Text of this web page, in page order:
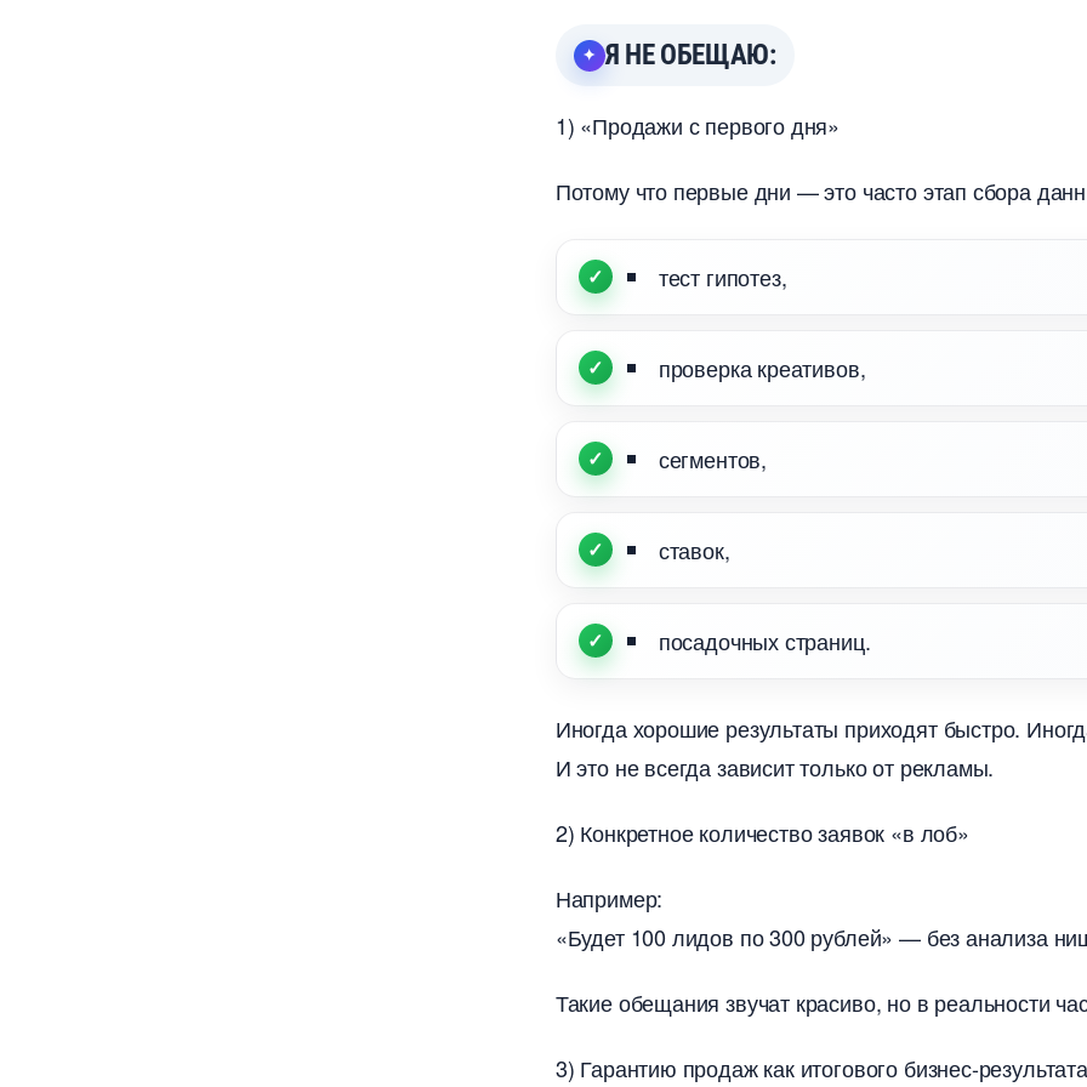
Я НЕ ОБЕЩАЮ:
1) «Продажи с первого дня»
Потому что первые дни — это часто этап сбора
тест гипотез,
проверка креативов,
сегментов,
ставок,
посадочных страниц.
Иногда хорошие результаты приходят быстро.
И это не всегда зависит только от рекламы.
2) Конкретное количество заявок «в лоб»
Например:
«Будет 100 лидов по 300 рублей» — без анализа
Такие обещания звучат красиво, но в реальности
3) Гарантию продаж как итогового бизнес-результата